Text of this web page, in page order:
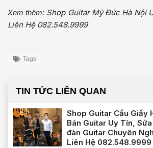
Xem thêm: Shop Guitar Mỹ Đức Hà Nội
Liên Hệ 082.548.9999
Tags
TIN TỨC LIÊN QUAN
Shop Guitar Cầu Giấy
Bán Guitar Uy Tín,
đàn Guitar Chuyên
Liên Hệ 082.548.9999